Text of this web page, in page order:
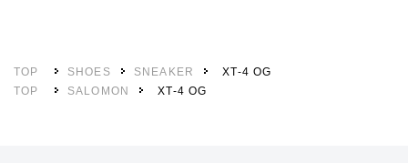
TOP SHOES SNEAKER
XT-4 OG
TOP
SALOMON XT-4 OG